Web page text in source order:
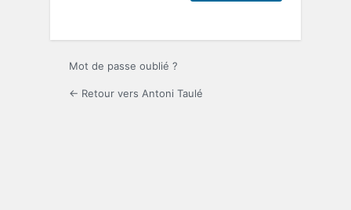
Mot de passe oublié ?
← Retour vers Antoni Taulé